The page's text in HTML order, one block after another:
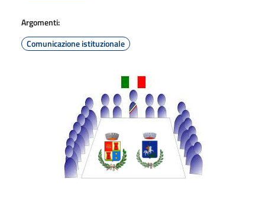
Argomenti:
Comunicazione istituzionale